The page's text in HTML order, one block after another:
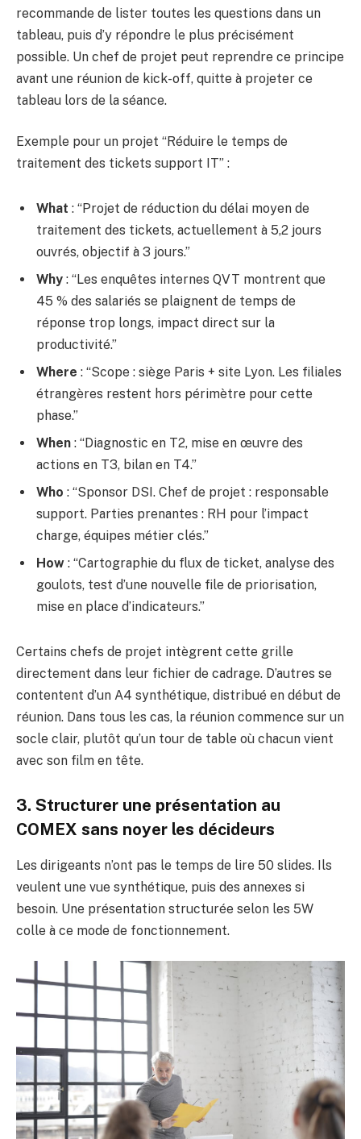
recommande de lister toutes les questions dans un
tableau, puis d’y répondre le plus précisément
possible. Un chef de projet peut reprendre ce principe
avant une réunion de kick-off, quitte à projeter ce
tableau lors de la séance.
Exemple pour un projet “Réduire le temps de
traitement des tickets support IT” :
What : “Projet de réduction du délai moyen de
traitement des tickets, actuellement à 5,2 jours
ouvrés, objectif à 3 jours.”
Why : “Les enquêtes internes QVT montrent que
45 % des salariés se plaignent de temps de
réponse trop longs, impact direct sur la
productivité.”
Where : “Scope : siège Paris + site Lyon. Les filiales
étrangères restent hors périmètre pour cette
phase.”
When : “Diagnostic en T2, mise en œuvre des
actions en T3, bilan en T4.”
Who : “Sponsor DSI. Chef de projet : responsable
support. Parties prenantes : RH pour l’impact
charge, équipes métier clés.”
How : “Cartographie du flux de ticket, analyse des
goulots, test d’une nouvelle file de priorisation,
mise en place d’indicateurs.”
Certains chefs de projet intègrent cette grille
directement dans leur fichier de cadrage. D’autres se
contentent d’un A4 synthétique, distribué en début de
réunion. Dans tous les cas, la réunion commence sur un
socle clair, plutôt qu’un tour de table où chacun vient
avec son film en tête.
3. Structurer une présentation au
COMEX sans noyer les décideurs
Les dirigeants n’ont pas le temps de lire 50 slides. Ils
veulent une vue synthétique, puis des annexes si
besoin. Une présentation structurée selon les 5W
colle à ce mode de fonctionnement.